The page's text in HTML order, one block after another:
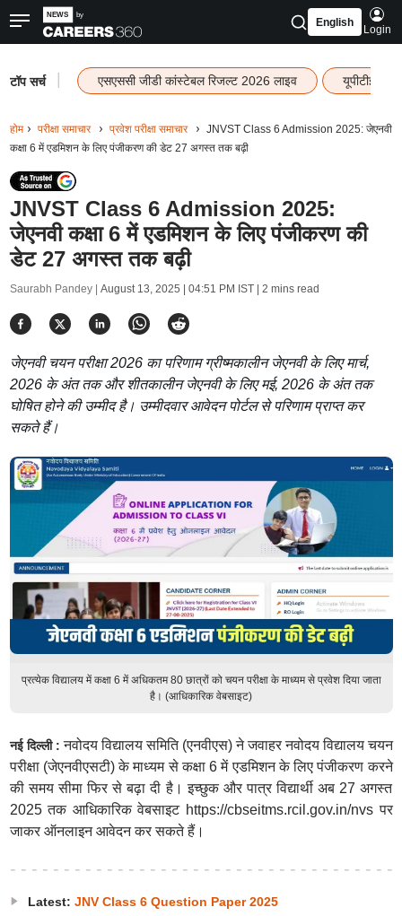
English
Login
टॉप सर्च एसएससी जीडी कांस्टेबल रिजल्ट 2026 लाइव यूपीटीईटी
होम परीक्षा समाचार प्रवेश परीक्षा समाचार
JNVST Class 6 Admission 2025: जेएनवी
कक्षा 6 में एडमिशन के लिए पंजीकरण की डेट 27 अगस्त तक बढ़ी
JNVST Class 6 Admission 2025:
जेएनवी कक्षा 6 में एडमिशन के लिए पंजीकरण की
डेट 27 अगस्त तक बढ़ी
Saurabh Pandey | August 13, 2025 | 04:51 PM IST| 2 mins read
जेएनवी चयन परीक्षा 2026 का परिणाम ग्रीष्मकालीन जेएनवी के लिए मार्च,
2026 के अंत तक और शीतकालीन जेएनवी के लिए मई, 2026 के अंत तक
घोषित होने की उम्मीद है। उम्मीदवार आवेदन पोर्टल से परिणाम प्राप्त कर
सकते हैं।
प्रत्येक विद्यालय में कक्षा 6 में अधिकतम 80 छात्रों को चयन परीक्षा के माध्यम से प्रवेश दिया जाता
है। (आधिकारिक वेबसाइट)
नई दिल्ली : नवोदय विद्यालय समिति (एनवीएस) ने जवाहर नवोदय विद्यालय चयन
परीक्षा (जेएनवीएसटी) के माध्यम से कक्षा 6 में एडमिशन के लिए पंजीकरण करने
की समय सीमा फिर से बढ़ा दी है। इच्छुक और पात्र विद्यार्थी अब 27 अगस्त
2025 तक आधिकारिक वेबसाइट https://cbseitms.rcil.gov.in/nvs पर
जाकर ऑनलाइन आवेदन कर सकते हैं।
Latest: JNV Class 6 Question Paper 2025